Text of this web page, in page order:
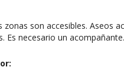
zonas son accesibles. Aseos
Es necesario un